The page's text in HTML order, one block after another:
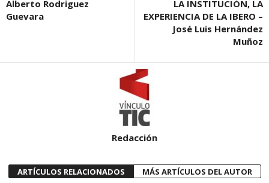
Alberto Rodriguez
Guevara
LA INSTITUCIÓN, LA
EXPERIENCIA DE LA IBERO –
José Luis Hernández
Muñoz
Redacción
ARTÍCULOS RELACIONADOS MÁS ARTÍCULOS DEL AUTOR